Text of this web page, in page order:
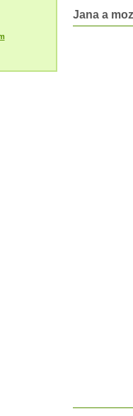
Jana a